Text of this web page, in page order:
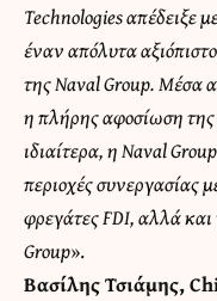
Technologies απέδειξε
έναν απόλυτα
της Naval Group. Μέσα
η πλήρης αφοσίωση
ιδιαίτερα, η Naval
περιοχές συνεργασίας
φρεγάτες FDI, αλλά
Group».
Βασίλης Τσιάμης,